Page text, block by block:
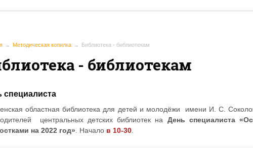
Методическая копилка Библиотека - библиотекам
- библиотекам
специалиста
областная библиотека для детей и молодёжи имени И. С.
центральных детских библиотек на День специалиста
на 2022 год» . Начало в 10-30